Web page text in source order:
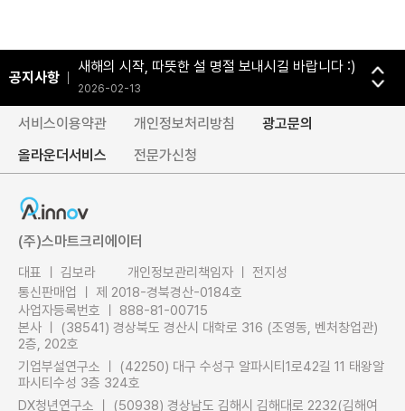
공지사항
새해의 시작, 따뜻한 설 명절 보내시길 바랍니다 :)
2026-02-13
2026년, 병오년(丙午年) 새해 복 많이 받으세요!
행복하고 풍성한 추석 연휴 보내세요.
(주)스마트크리에이터
대표 ㅣ 김보라
개인정보관리책임자 ㅣ 전지성
통신판매업 ㅣ 제 2018-경북경산-0184호
사업자등록번호 ㅣ 888-81-00715
본사 ㅣ (38541) 경상북도 경산시 대학로 316 (조영동, 벤처창업관)
2층, 202호
기업부설연구소 ㅣ (42250) 대구 수성구 알파시티1로42길 11 태왕알
파시티수성 3층 324호
DX청년연구소 ㅣ (50938) 경상남도 김해시 김해대로 2232(김해여
서비스이용약관 개인정보처리방침
광고문의
올라운더서비스
전문가신청